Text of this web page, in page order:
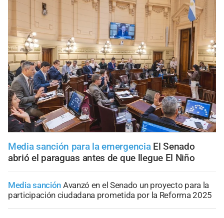
Media sanción para la emergencia El Senado
abrió el paraguas antes de que llegue El Niño
Media sanción Avanzó en el Senado un proyecto para la
participación ciudadana prometida por la Reforma 2025